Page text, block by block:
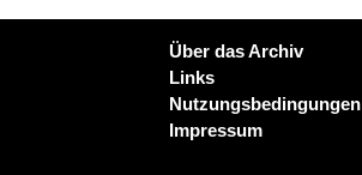
Über das Archiv
Links
Nutzungsbedingungen
Impressum